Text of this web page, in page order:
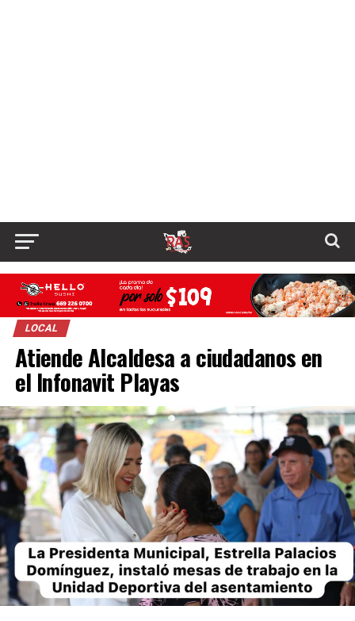
LOCAL
Atiende Alcaldesa a ciudadanos en
el Infonavit Playas